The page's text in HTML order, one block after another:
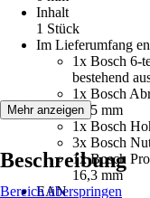
Inhalt
1 Stück
Im Lieferumfang
1x Bosch 6-
bestehend
1x Bosch
13,5 mm
1x Bosch
3x Bosch
1x Bosch
16,3 mm
EAN
Mehr anzeigen
Beschreibung
Bereich überspringen